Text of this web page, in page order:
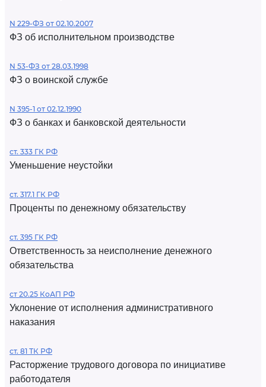
N 229-ФЗ от 02.10.2007
ФЗ об исполнительном производстве
N 53-ФЗ от 28.03.1998
ФЗ о воинской службе
N 395-1 от 02.12.1990
ФЗ о банках и банковской деятельности
ст. 333 ГК РФ
Уменьшение неустойки
ст. 317.1 ГК РФ
Проценты по денежному обязательству
ст. 395 ГК РФ
Ответственность за неисполнение денежного
обязательства
ст 20.25 КоАП РФ
Уклонение от исполнения административного
наказания
ст. 81 ТК РФ
Расторжение трудового договора по инициативе
работодателя